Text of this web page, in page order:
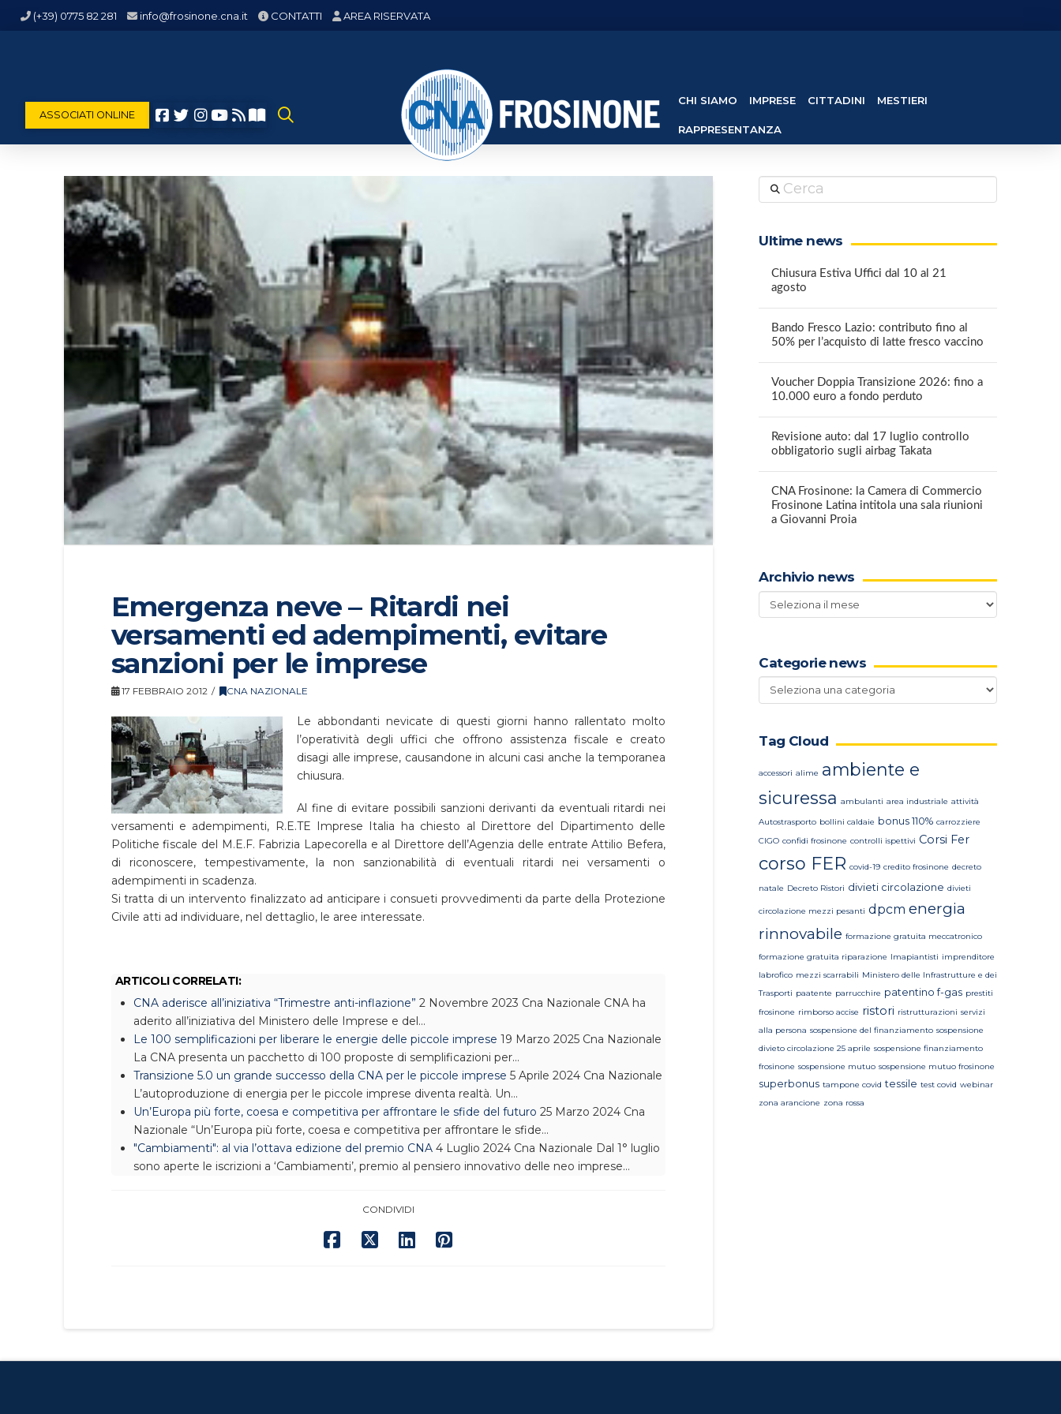
(+39) 0775 82 281 info@frosinone.cna.it CONTATTI AREA RISERVATA
ASSOCIATI ONLINE
CHI SIAMO IMPRESE CITTADINI MESTIERI
RAPPRESENTANZA
Emergenza neve – Ritardi nei
versamenti ed adempimenti, evitare
sanzioni per le imprese
17 FEBBRAIO 2012 CNA NAZIONALE
Le abbondanti nevicate di questi giorni hanno rallentato molto
l’operatività degli uffici che offrono assistenza fiscale e creato
disagi alle imprese, causandone in alcuni casi anche la temporanea
chiusura.
Al fine di evitare possibili sanzioni derivanti da eventuali ritardi nei
versamenti e adempimenti, R.E.TE Imprese Italia ha chiesto al Direttore del Dipartimento delle
Politiche fiscale del M.E.F. Fabrizia Lapecorella e al Direttore dell’Agenzia delle entrate Attilio Befera,
di riconoscere, tempestivamente, la non sanzionabilità di eventuali ritardi nei versamenti o
adempimenti in scadenza.
Si tratta di un intervento finalizzato ad anticipare i consueti provvedimenti da parte della Protezione
Civile atti ad individuare, nel dettaglio, le aree interessate.
ARTICOLI CORRELATI:
CNA aderisce all’iniziativa “Trimestre anti-inflazione” 2 Novembre 2023 Cna Nazionale CNA ha
aderito all’iniziativa del Ministero delle Imprese e del…
Le 100 semplificazioni per liberare le energie delle piccole imprese 19 Marzo 2025 Cna Nazionale
La CNA presenta un pacchetto di 100 proposte di semplificazioni per…
Transizione 5.0 un grande successo della CNA per le piccole imprese 5 Aprile 2024 Cna Nazionale
L’autoproduzione di energia per le piccole imprese diventa realtà. Un…
Un’Europa più forte, coesa e competitiva per affrontare le sfide del futuro 25 Marzo 2024 Cna
Nazionale “Un’Europa più forte, coesa e competitiva per affrontare le sfide…
"Cambiamenti": al via l’ottava edizione del premio CNA4 Luglio 2024 Cna Nazionale Dal 1° luglio
sono aperte le iscrizioni a ‘Cambiamenti’, premio al pensiero innovativo delle neo imprese…
CONDIVIDI
Cerca
Ultime news
Chiusura Estiva Uffici dal 10 al 21
agosto
Bando Fresco Lazio: contributo fino al
50% per l’acquisto di latte fresco vaccino
Voucher Doppia Transizione 2026: fino a
10.000 euro a fondo perduto
Revisione auto: dal 17 luglio controllo
obbligatorio sugli airbag Takata
CNA Frosinone: la Camera di Commercio
Frosinone Latina intitola una sala riunioni
a Giovanni Proia
Archivio news
Archivio
news
Categorie news
Categorie
news
Tag Cloud
accessori alime ambiente e
sicuressa ambulanti area industriale attività
Autostrasporto bollini caldaie bonus 110% carrozziere
CIGO confidi frosinone controlli ispettivi Corsi Fer
corso FER covid-19 credito frosinone decreto
natale Decreto Ristori divieti circolazione divieti
circolazione mezzi pesanti dpcm energia
rinnovabile formazione gratuita meccatronico
formazione gratuita riparazione Imapiantisti imprenditore
labrofico mezzi scarrabili Ministero delle Infrastrutture e dei
Trasporti paatente parrucchire patentino f-gas prestiti
frosinone rimborso accise ristori ristrutturazioni servizi
alla persona sospensione del finanziamento sospensione
divieto circolazione 25 aprile sospensione finanziamento
frosinone sospensione mutuo sospensione mutuo frosinone
superbonus tampone covid tessile test covid webinar
zona arancione zona rossa